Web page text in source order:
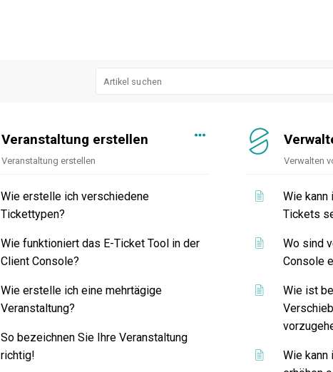
Veranstaltung erstellen
Veranstaltung erstellen
Wie erstelle ich verschiedene
Tickettypen?
Wie funktioniert das E-Ticket Tool in der
Client Console?
Wie erstelle ich eine mehrtägige
Veranstaltung?
So bezeichnen Sie Ihre Veranstaltung
richtig!
Verwalten
Wie kann
Tickets
Wo sind
Console
Wie ist
Wie kann